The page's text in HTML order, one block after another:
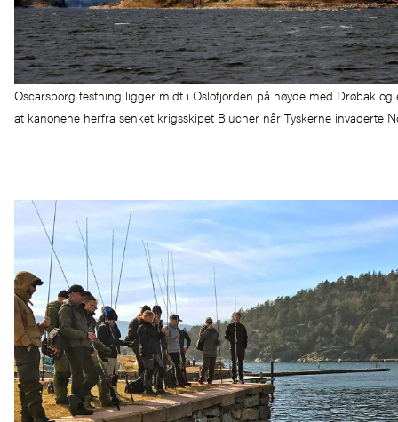
Oscarsborg festning ligger midt i Oslofjorden på høyde med Drøbak
at kanonene herfra senket krigsskipet Blucher når Tyskerne invaderte